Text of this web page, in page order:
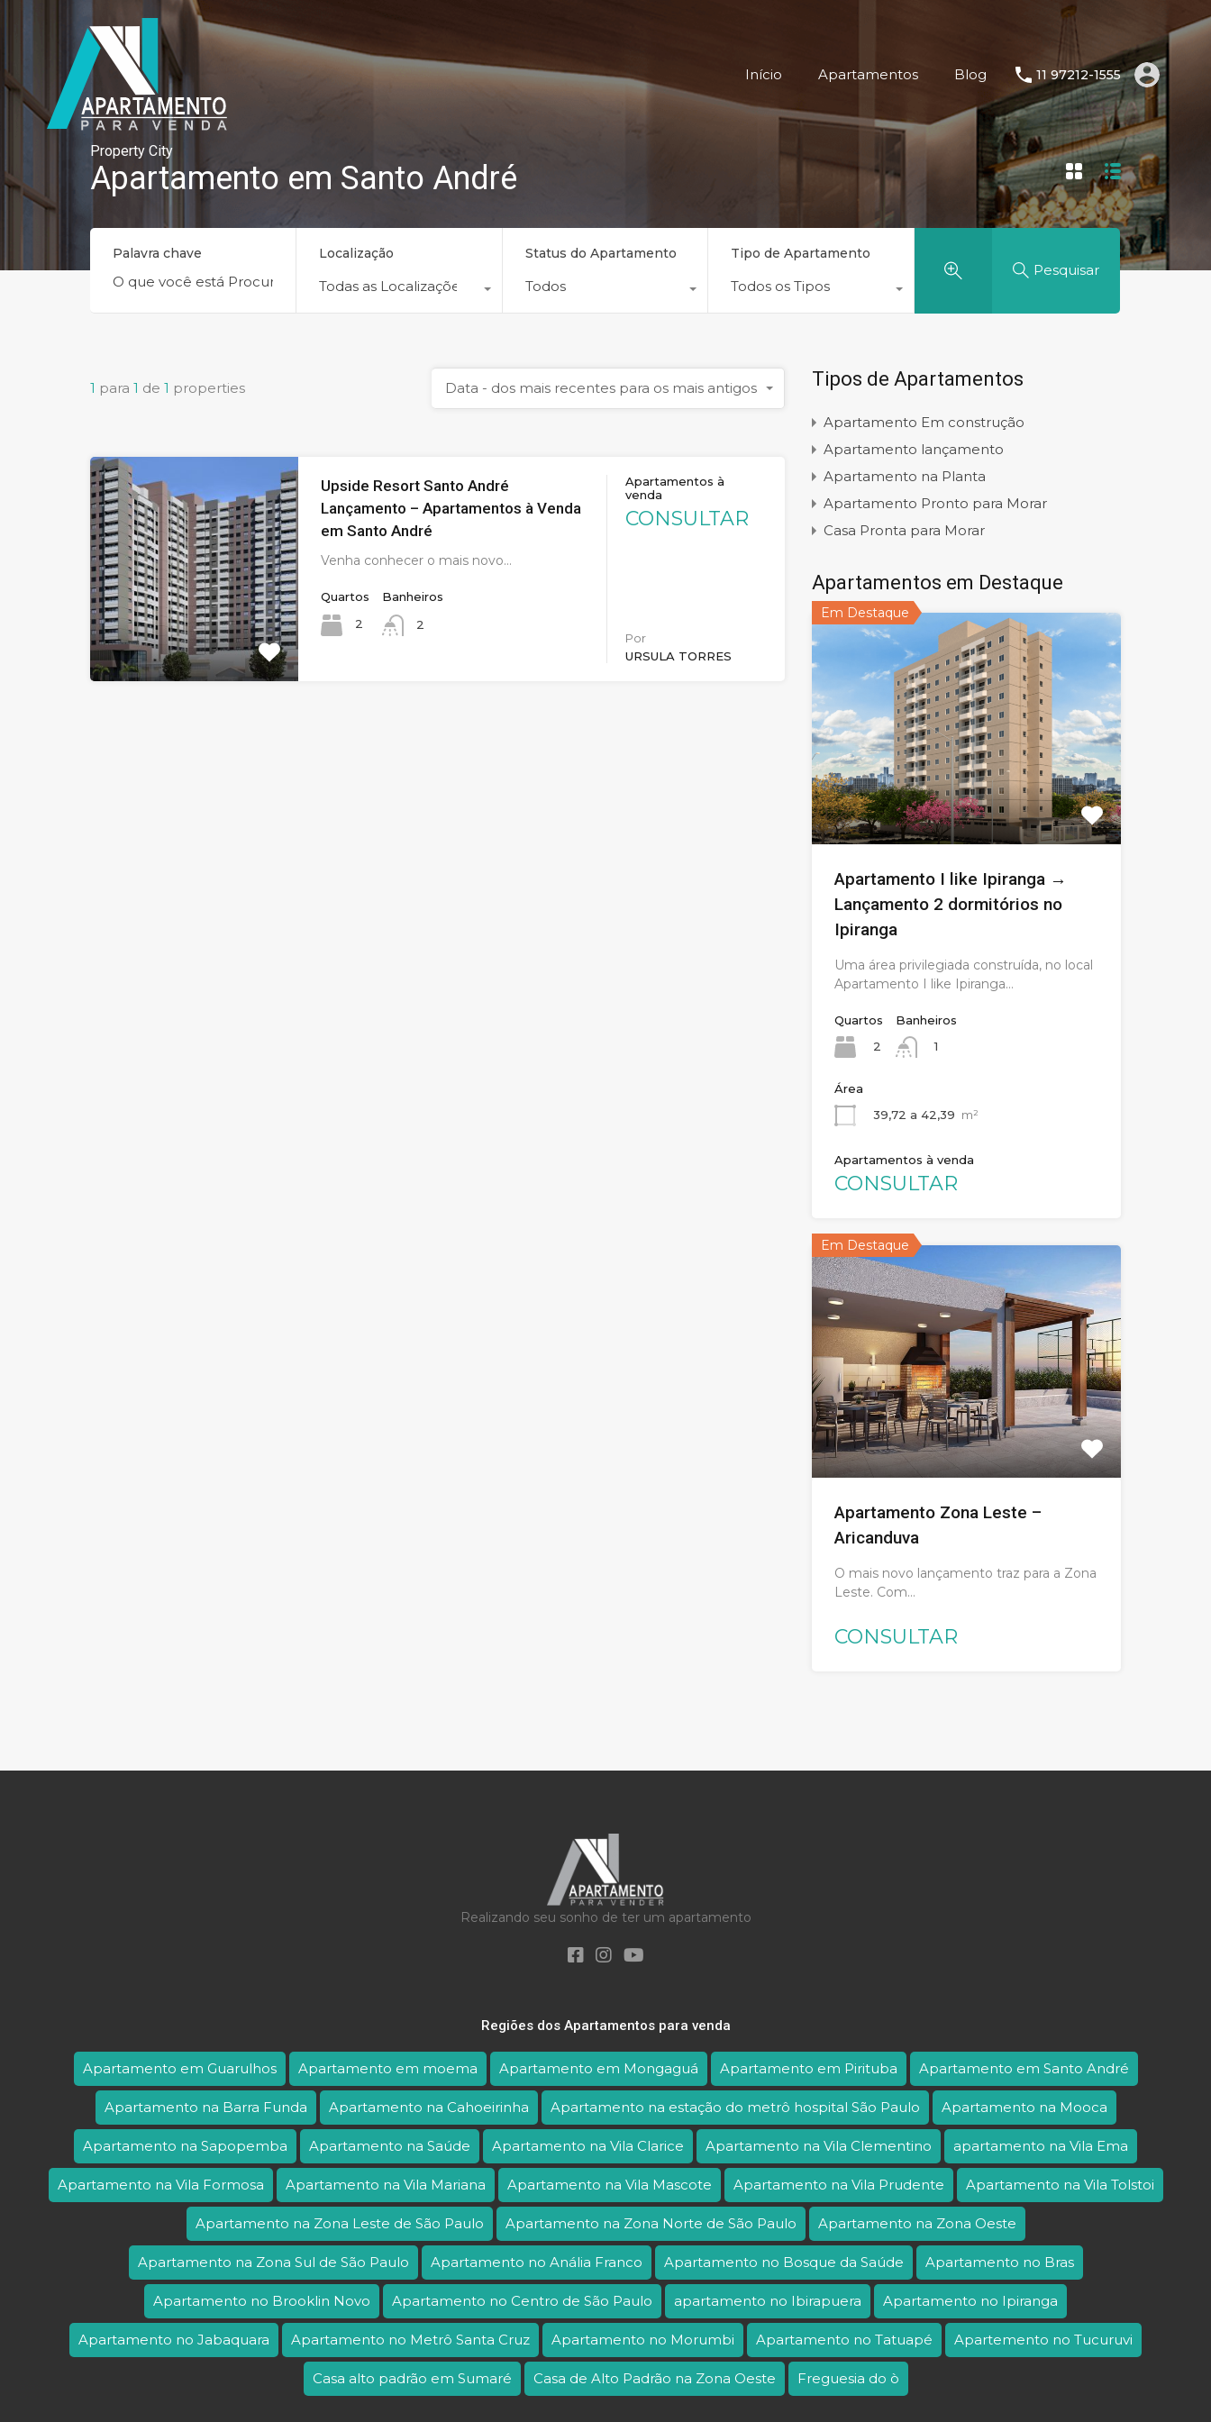
Início Apartamentos Blog 11 97212-1555
Property City
Apartamento em Santo André
Palavra chave Localização
Todas as Localizações
Status do Apartamento
Todos
Tipo de Apartamento
Todos os Tipos
Pesquisar
1 para 1 de 1 properties Data - dos mais recentes para os mais antigos
Upside Resort Santo André
Lançamento – Apartamentos à Venda
em Santo André
Venha conhecer o mais novo…
Quartos
2
Banheiros
2
Apartamentos à
venda
CONSULTAR
Por
URSULA TORRES
Tipos de Apartamentos
Apartamento Em construção
Apartamento lançamento
Apartamento na Planta
Apartamento Pronto para Morar
Casa Pronta para Morar
Apartamentos em Destaque
Em Destaque
Apartamento I like Ipiranga →
Lançamento 2 dormitórios no
Ipiranga
Uma área privilegiada construída, no local
Apartamento I like Ipiranga…
Quartos
2
Banheiros
1
Área
39,72 a 42,39 m²
Apartamentos à venda
CONSULTAR
Em Destaque
Apartamento Zona Leste –
Aricanduva
O mais novo lançamento traz para a Zona
Leste. Com…
CONSULTAR
Realizando seu sonho de ter um apartamento
Regiões dos Apartamentos para venda
Apartamento em Guarulhos Apartamento em moema Apartamento em Mongaguá Apartamento em Pirituba Apartamento em Santo André
Apartamento na Barra Funda Apartamento na Cahoeirinha Apartamento na estação do metrô hospital São Paulo Apartamento na Mooca
Apartamento na Sapopemba Apartamento na Saúde Apartamento na Vila Clarice Apartamento na Vila Clementino apartamento na Vila Ema
Apartamento na Vila Formosa Apartamento na Vila Mariana Apartamento na Vila Mascote Apartamento na Vila Prudente Apartamento na Vila Tolstoi
Apartamento na Zona Leste de São Paulo Apartamento na Zona Norte de São Paulo Apartamento na Zona Oeste
Apartamento na Zona Sul de São Paulo Apartamento no Anália Franco Apartamento no Bosque da Saúde Apartamento no Bras
Apartamento no Brooklin Novo Apartamento no Centro de São Paulo apartamento no Ibirapuera Apartamento no Ipiranga
Apartamento no Jabaquara Apartamento no Metrô Santa Cruz Apartamento no Morumbi Apartamento no Tatuapé Apartemento no Tucuruvi
Casa alto padrão em Sumaré Casa de Alto Padrão na Zona Oeste Freguesia do ò